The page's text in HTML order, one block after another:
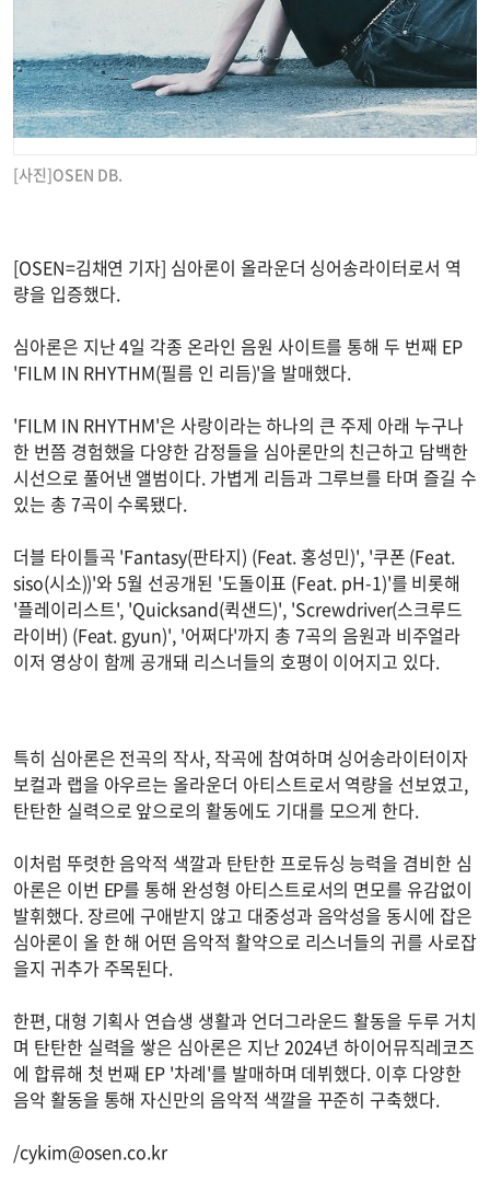
[사진]OSEN DB.
[OSEN=김채연 기자] 심아론이 올라운더 싱어송라이터로서 역
량을 입증했다.
심아론은 지난 4일 각종 온라인 음원 사이트를 통해 두 번째 EP
'FILM IN RHYTHM(필름 인 리듬)'을 발매했다.
'FILM IN RHYTHM'은 사랑이라는 하나의 큰 주제 아래 누구나
한 번쯤 경험했을 다양한 감정들을 심아론만의 친근하고 담백한
시선으로 풀어낸 앨범이다. 가볍게 리듬과 그루브를 타며 즐길 수
있는 총 7곡이 수록됐다.
더블 타이틀곡 'Fantasy(판타지) (Feat. 홍성민)', '쿠폰 (Feat.
siso(시소))'와 5월 선공개된 '도돌이표 (Feat. pH-1)'를 비롯해
'플레이리스트', 'Quicksand(퀵샌드)', 'Screwdriver(스크루드
라이버) (Feat. gyun)', '어쩌다'까지 총 7곡의 음원과 비주얼라
이저 영상이 함께 공개돼 리스너들의 호평이 이어지고 있다.
특히 심아론은 전곡의 작사, 작곡에 참여하며 싱어송라이터이자
보컬과 랩을 아우르는 올라운더 아티스트로서 역량을 선보였고,
탄탄한 실력으로 앞으로의 활동에도 기대를 모으게 한다.
이처럼 뚜렷한 음악적 색깔과 탄탄한 프로듀싱 능력을 겸비한 심
아론은 이번 EP를 통해 완성형 아티스트로서의 면모를 유감없이
발휘했다. 장르에 구애받지 않고 대중성과 음악성을 동시에 잡은
심아론이 올 한 해 어떤 음악적 활약으로 리스너들의 귀를 사로잡
을지 귀추가 주목된다.
한편, 대형 기획사 연습생 생활과 언더그라운드 활동을 두루 거치
며 탄탄한 실력을 쌓은 심아론은 지난 2024년 하이어뮤직레코즈
에 합류해 첫 번째 EP '차례'를 발매하며 데뷔했다. 이후 다양한
음악 활동을 통해 자신만의 음악적 색깔을 꾸준히 구축했다.
/cykim@osen.co.kr